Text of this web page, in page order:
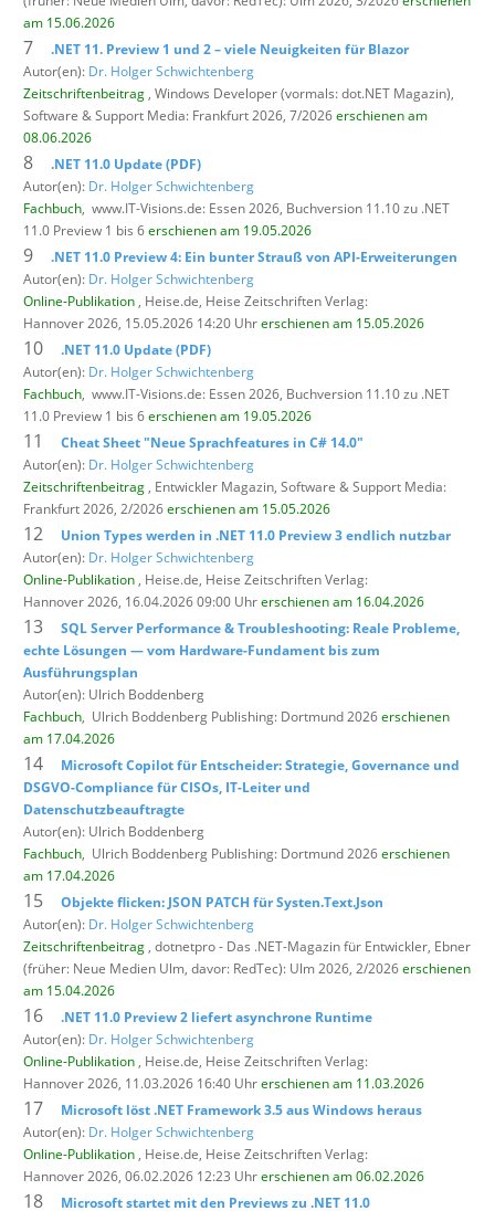
am 15.06.2026
7
.NET 11. Preview 1 und 2 – viele Neuigkeiten für Blazor
Autor(en): Dr. Holger Schwichtenberg
Zeitschriftenbeitrag , Windows Developer (vormals: dot.NET Magazin),
Software & Support Media: Frankfurt 2026, 7/2026erschienen am
08.06.2026
8
.NET 11.0 Update (PDF)
Autor(en): Dr. Holger Schwichtenberg
Fachbuch, www.IT-Visions.de: Essen 2026, Buchversion 11.10 zu .NET
11.0 Preview 1 bis 6erschienen am 19.05.2026
9
.NET 11.0 Preview 4: Ein bunter Strauß von API-Erweiterungen
Autor(en): Dr. Holger Schwichtenberg
Online-Publikation , Heise.de, Heise Zeitschriften Verlag:
Hannover 2026, 15.05.2026 14:20 Uhrerschienen am 15.05.2026
10
.NET 11.0 Update (PDF)
Autor(en): Dr. Holger Schwichtenberg
Fachbuch, www.IT-Visions.de: Essen 2026, Buchversion 11.10 zu .NET
11.0 Preview 1 bis 6erschienen am 19.05.2026
11
Cheat Sheet "Neue Sprachfeatures in C# 14.0"
Autor(en): Dr. Holger Schwichtenberg
Zeitschriftenbeitrag , Entwickler Magazin, Software & Support Media:
Frankfurt 2026, 2/2026erschienen am 15.05.2026
12
Union Types werden in .NET 11.0 Preview 3 endlich nutzbar
Autor(en): Dr. Holger Schwichtenberg
Online-Publikation , Heise.de, Heise Zeitschriften Verlag:
Hannover 2026, 16.04.2026 09:00 Uhrerschienen am 16.04.2026
13
SQL Server Performance & Troubleshooting: Reale Probleme,
echte Lösungen — vom Hardware-Fundament bis zum
Ausführungsplan
Autor(en): Ulrich Boddenberg
Fachbuch, Ulrich Boddenberg Publishing: Dortmund 2026erschienen
am 17.04.2026
14
Microsoft Copilot für Entscheider: Strategie, Governance und
DSGVO-Compliance für CISOs, IT-Leiter und
Datenschutzbeauftragte
Autor(en): Ulrich Boddenberg
Fachbuch, Ulrich Boddenberg Publishing: Dortmund 2026erschienen
am 17.04.2026
15
Objekte flicken: JSON PATCH für Systen.Text.Json
Autor(en): Dr. Holger Schwichtenberg
Zeitschriftenbeitrag , dotnetpro - Das .NET-Magazin für Entwickler, Ebner
(früher: Neue Medien Ulm, davor: RedTec): Ulm 2026, 2/2026erschienen
am 15.04.2026
16
.NET 11.0 Preview 2 liefert asynchrone Runtime
Autor(en): Dr. Holger Schwichtenberg
Online-Publikation , Heise.de, Heise Zeitschriften Verlag:
Hannover 2026, 11.03.2026 16:40 Uhrerschienen am 11.03.2026
17
Microsoft löst .NET Framework 3.5 aus Windows heraus
Autor(en): Dr. Holger Schwichtenberg
Online-Publikation , Heise.de, Heise Zeitschriften Verlag:
Hannover 2026, 06.02.2026 12:23 Uhrerschienen am 06.02.2026
18 Microsoft startet mit den Previews zu .NET 11.0